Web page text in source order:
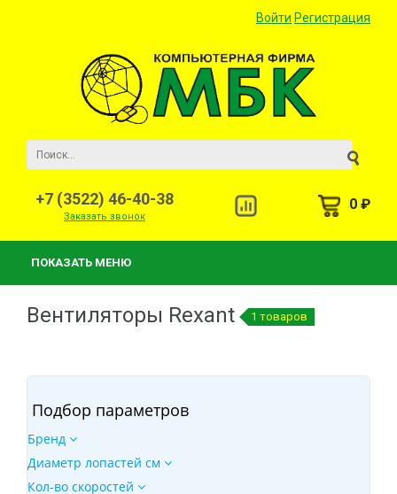
Войти Регистрация
+7 (3522) 46-40-38
Заказать звонок
0 ₽
ПОКАЗАТЬ МЕНЮ
Вентиляторы Rexant 1 товаров
Подбор параметров
Бренд
Диаметр лопастей см
Кол-во скоростей